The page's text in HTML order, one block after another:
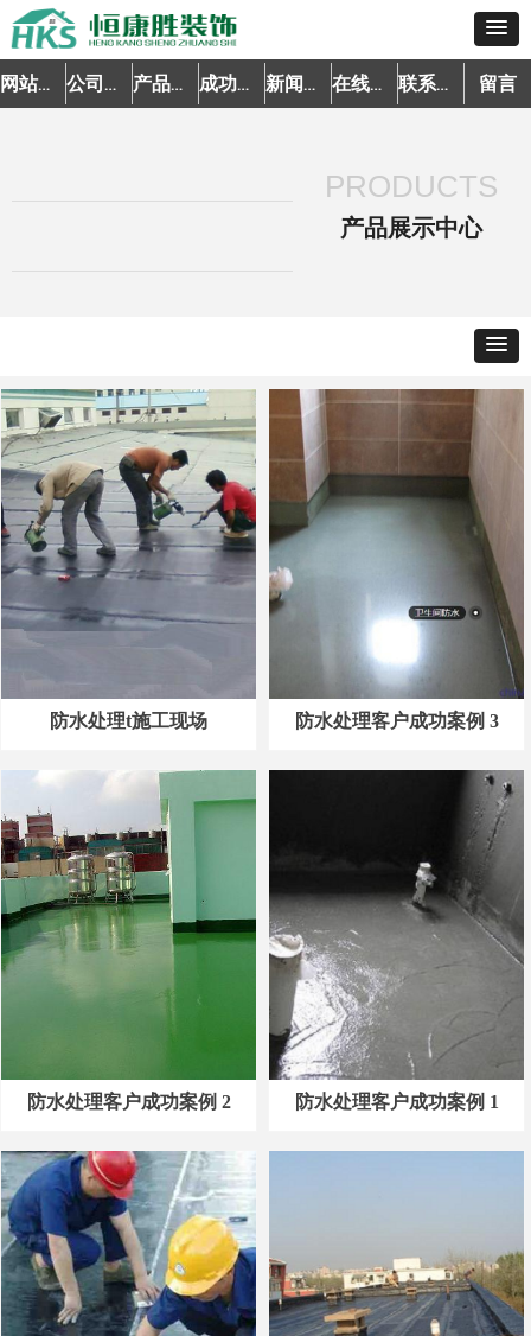
网站首页 公司简介 产品中心 成功案例 新闻资讯 在线预约 联系我们 留言
防水处理t施工现场 防水处理客户成功案例 3
防水处理客户成功案例 2 防水处理客户成功案例 1
PRODUCTS
产品展示中心